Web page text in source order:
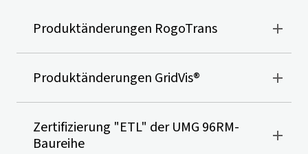
Produktänderungen RogoTrans
Produktänderungen GridVis®
Zertifizierung "ETL" der UMG 96RM-
Baureihe